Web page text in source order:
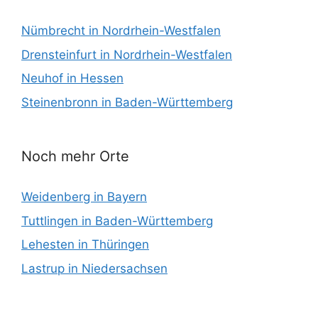
Nümbrecht in Nordrhein-Westfalen
Drensteinfurt in Nordrhein-Westfalen
Neuhof in Hessen
Steinenbronn in Baden-Württemberg
Noch mehr Orte
Weidenberg in Bayern
Tuttlingen in Baden-Württemberg
Lehesten in Thüringen
Lastrup in Niedersachsen